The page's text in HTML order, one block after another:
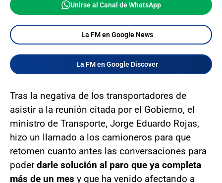
Unirse al Canal de WhatsApp
La FM en Google News
La FM en Google Discover
Tras la negativa de los transportadores de
asistir a la reunión citada por el Gobierno, el
ministro de Transporte, Jorge Eduardo Rojas,
hizo un llamado a los camioneros para que
retomen cuanto antes las conversaciones para
poderdarle solución al paro que ya completa
más de un mes y que ha venido afectando a